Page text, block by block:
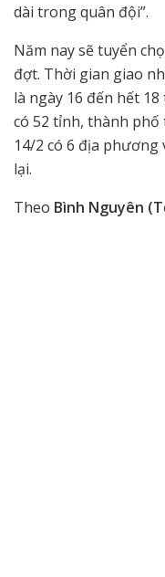
dài trong quân đội”.
Năm nay sẽ tuyển
đợt. Thời gian giao
là ngày 16 đến hết
có 52 tỉnh, thành phố
14/2 có 6 địa phương
lại.
Theo Bình Nguyên